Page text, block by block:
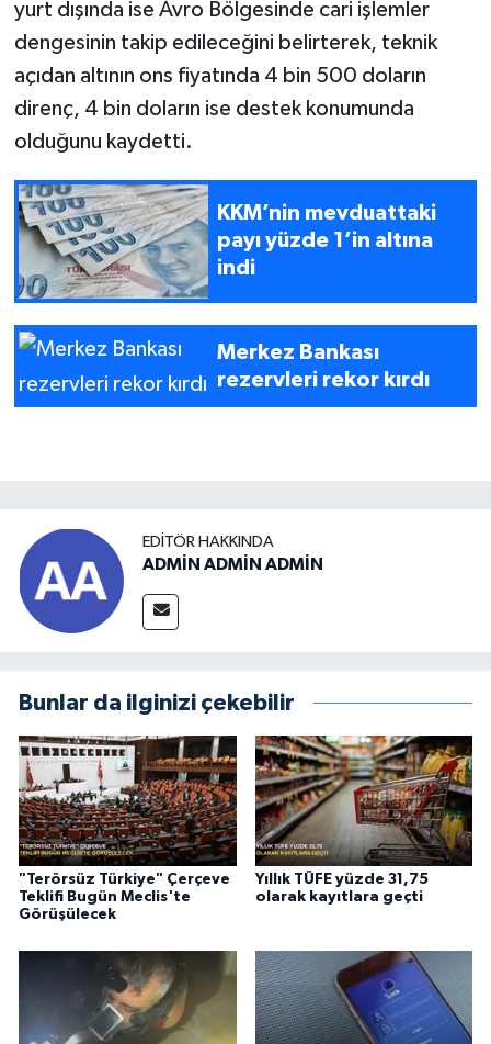
yurt dışında ise Avro Bölgesinde cari işlemler
dengesinin takip edileceğini belirterek, teknik
açıdan altının ons fiyatında 4 bin 500 doların
direnç, 4 bin doların ise destek konumunda
olduğunu kaydetti.
KKM’nin mevduattaki
payı yüzde 1’in altına
indi
Merkez Bankası
rezervleri rekor kırdı
EDITÖR HAKKINDA
ADMİN ADMİN ADMİN
Bunlar da ilginizi çekebilir
"Terörsüz Türkiye" Çerçeve
Teklifi Bugün Meclis'te
Görüşülecek
Yıllık TÜFE yüzde 31,75
olarak kayıtlara geçti